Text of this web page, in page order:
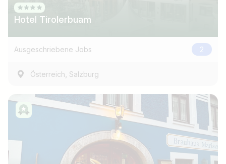
Hotel Tirolerbuam
Ausgeschriebene Jobs 2
Österreich, Salzburg